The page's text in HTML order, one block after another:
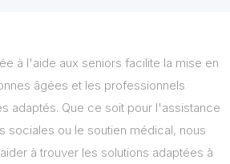
à l'aide aux seniors facilite la mise en
âgées et les professionnels
adaptés. Que ce soit pour l'assistance
sociales ou le soutien médical, nous
à trouver les solutions adaptées à